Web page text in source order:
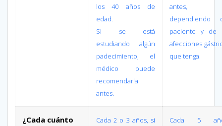
los 40 años de
edad.
Si se está
estudiando algún
padecimiento, el
médico puede
recomendarla
antes.
antes,
dependiendo
paciente y de
afecciones
que tenga.
¿Cada cuánto
Cada 2 o 3 años, si
Cada 5